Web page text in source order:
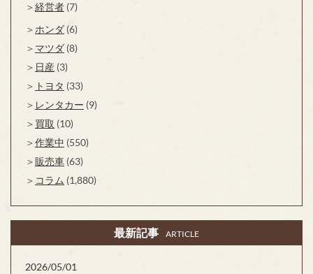
経営者 (7)
ホンダ (6)
マツダ (8)
日産 (3)
トヨタ (33)
レンタカー (9)
買取 (10)
作業中 (550)
販売車 (63)
コラム (1,880)
最新記事 ARTICLE
2026/05/01